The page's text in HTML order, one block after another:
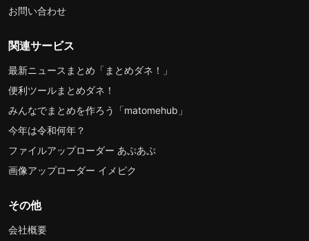
お問い合わせ
関連サービス
最新ニュースまとめ「まとめダネ！」
便利ツールまとめダネ！
みんなでまとめを作ろう「matomehub」
今年は令和何年？
ファイルアップローダー あぷあぷ
画像アップローダー イメピク
その他
会社概要